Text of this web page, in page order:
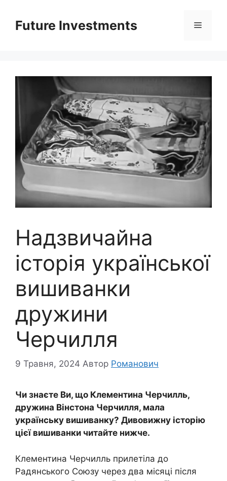
вмістуFuture Investments Меню
Надзвичайна
історія української
вишиванки
дружини
Черчилля
9 Травня, 2024 Автор Романович
Чи знаєте Ви, що Клементина Черчилль,
дружина Вінстона Черчилля, мала
українську вишиванку? Дивовижну історію
цієї вишиванки читайте нижче.
Клементина Черчилль прилетіла до
Радянського Союзу через два місяці після